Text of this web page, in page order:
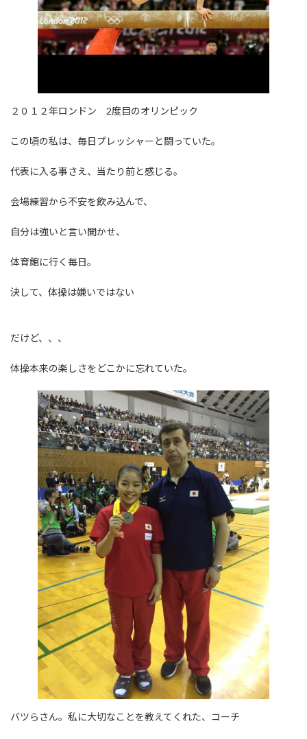
２０１２年ロンドン 2度目のオリンピック
この頃の私は、毎日プレッシャーと闘っていた。
代表に入る事さえ、当たり前と感じる。
会場練習から不安を飲み込んで、
自分は強いと言い聞かせ、
体育館に行く毎日。
決して、体操は嫌いではない
だけど、、、
体操本来の楽しさをどこかに忘れていた。
バツらさん。私に大切なことを教えてくれた、コーチ